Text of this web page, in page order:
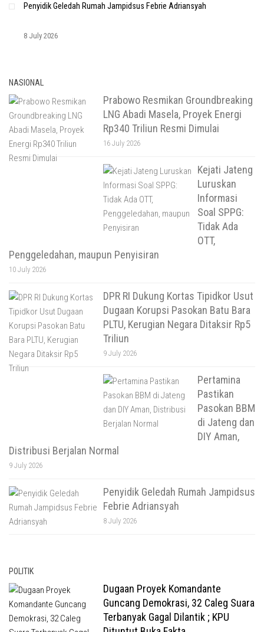
Penyidik Geledah Rumah Jampidsus Febrie Adriansyah
8 July 2026
NASIONAL
Prabowo Resmikan Groundbreaking
LNG Abadi Masela, Proyek Energi
Rp340 Triliun Resmi Dimulai
16 July 2026
Kejati Jateng
Luruskan
Informasi
Soal SPPG:
Tidak Ada
OTT,
Penggeledahan, maupun Penyisiran
10 July 2026
DPR RI Dukung Kortas Tipidkor Usut
Dugaan Korupsi Pasokan Batu Bara
PLTU, Kerugian Negara Ditaksir Rp5
Triliun
9 July 2026
Pertamina
Pastikan
Pasokan BBM
di Jateng dan
DIY Aman,
Distribusi Berjalan Normal
9 July 2026
Penyidik Geledah Rumah Jampidsus
Febrie Adriansyah
8 July 2026
POLITIK
Dugaan Proyek Komandante
Guncang Demokrasi, 32 Caleg Suara
Terbanyak Gagal Dilantik ; KPU